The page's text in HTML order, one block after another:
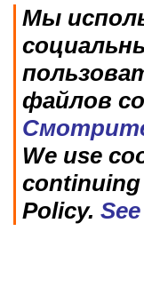
Мы
файлов
We use
continuing
Policy.